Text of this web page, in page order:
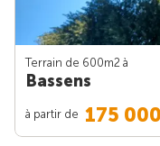
Terrain de 600m2 à
Bassens
à partir de 175